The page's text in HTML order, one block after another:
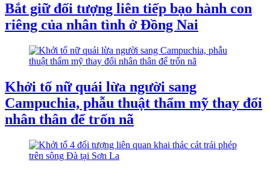
Bắt giữ đối tượng liên tiếp bạo hành con
riêng của nhân tình ở Đồng Nai
Khởi tố nữ quái lừa người sang
Campuchia, phẫu thuật thẩm mỹ thay đổi
nhân thân để trốn nã